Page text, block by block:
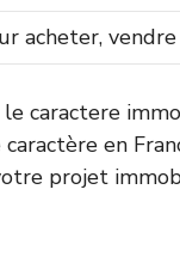
acheter,
caractere
en
projet